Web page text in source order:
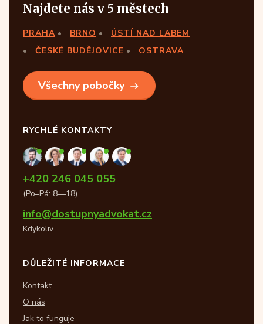
Najdete nás v 5 městech
PRAHA BRNO
ÚSTÍ NAD LABEM
ČESKÉ BUDĚJOVICE
OSTRAVA
Všechny pobočky
RYCHLÉ KONTAKTY
+420 246 045 055
(Po–Pá: 8—18)
info@dostupnyadvokat.cz
Kdykoliv
DŮLEŽITÉ INFORMACE
Kontakt
O nás
Jak to funguje